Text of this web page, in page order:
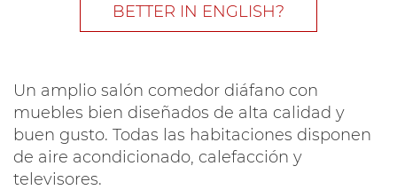
BETTER IN ENGLISH?
Un amplio salón comedor diáfano con
muebles bien diseñados de alta calidad y
buen gusto. Todas las habitaciones disponen
de aire acondicionado, calefacción y
televisores.